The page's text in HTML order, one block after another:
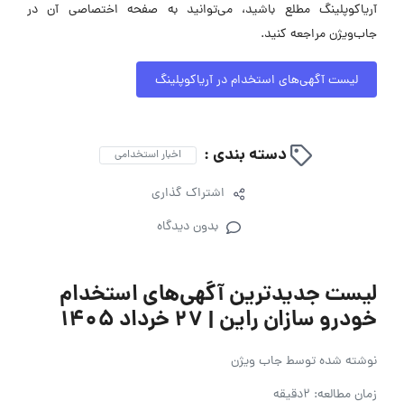
آریاکوپلینگ مطلع باشید، می‌توانید به صفحه اختصاصی آن در
جاب‌ویژن مراجعه کنید.
لیست آگهی‌های استخدام در آریاکوپلینگ
دسته بندی : اخبار استخدامی
اشتراک گذاری
بدون دیدگاه
لیست جدیدترین آگهی‌های استخدام
خودرو سازان راین | ۲۷ خرداد ۱۴۰۵
نوشته شده توسطجاب ویژن
زمان مطالعه: 2دقیقه